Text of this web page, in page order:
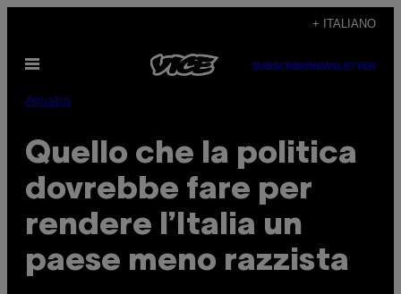
contenuto
+ ITALIANO
Apri
SUBSCRIBENEWSLETTER
Attualità
Quello che la politica
dovrebbe fare per
rendere l’Italia un
paese meno razzista